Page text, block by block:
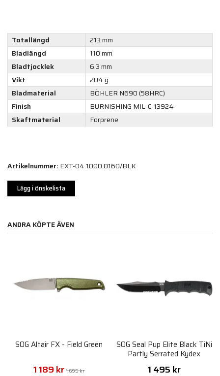
Totallängd
213 mm
Bladlängd
110 mm
Bladtjocklek
6.3 mm
Vikt
204 g
Bladmaterial
BÖHLER N690 (58HRC)
Finish
BURNISHING MIL-C-13924
Skaftmaterial
Forprene
Artikelnummer: EXT-04.1000.0160/BLK
Lägg i önskelista
ANDRA KÖPTE ÄVEN
SOG Altair FX - Field Green
1 189 kr 1 695 kr
SOG Seal Pup Elite Black TiNi
Partly Serrated Kydex
Sheath
1 495 kr